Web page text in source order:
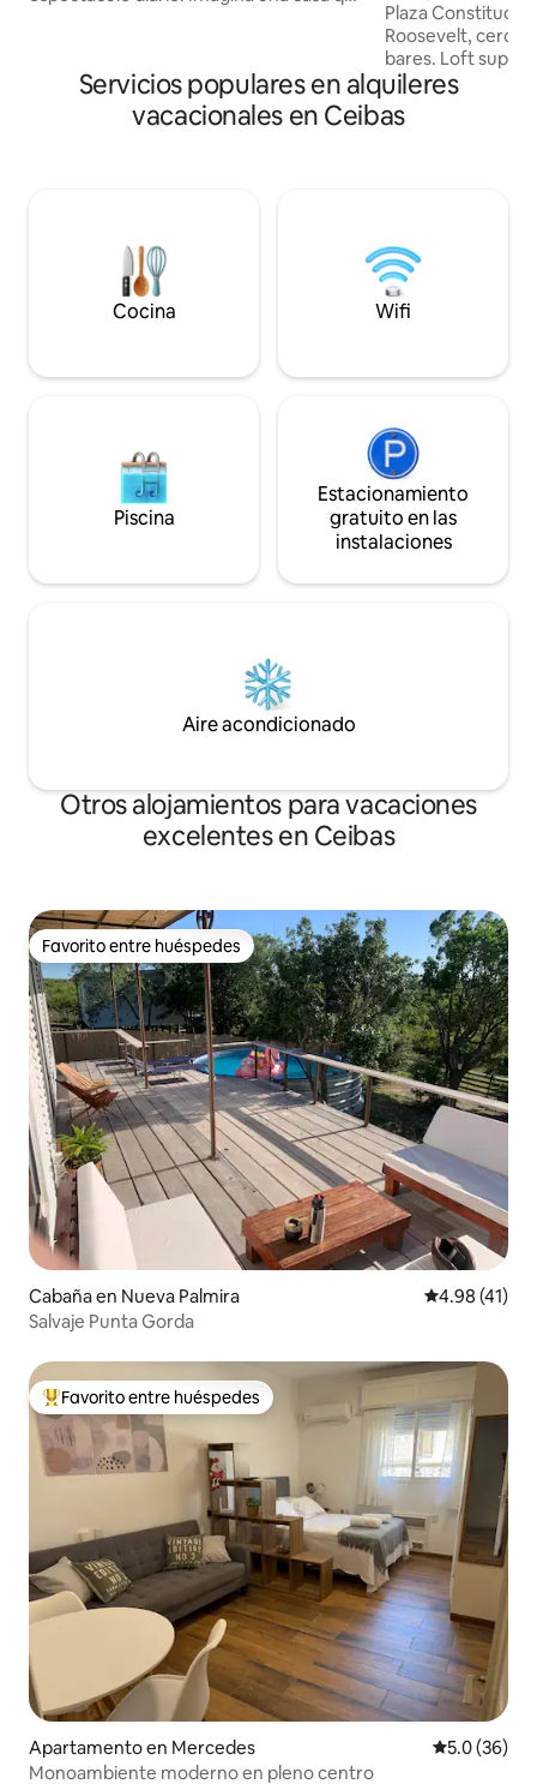
más espectaculares que puedas
solo ofrece comodidad, sino que
Plaza
Roosevelt, cerca
bares. Loft super práctico y completo,
capacidad para 2
matrimonial y
dormir separados. Planta baja, Living
alta, colchón de
almohadas,
Ventilador.
Servicios populares en alquileres
vacacionales en Ceibas
Cocina Wifi
Piscina
Estacionamiento
gratuito en las
instalaciones
Aire acondicionado
Otros alojamientos para vacaciones
excelentes en Ceibas
Favorito entre huéspedes
Favorito entre huéspedes
Cabaña en Nueva Palmira Calificación
4.98 (41)
Salvaje Punta Gorda
Favorito entre huéspedes preferido
Favorito entre huéspedes
Apartamento en Mercedes Calificación
5.0 (36)
Monoambiente moderno en pleno centro